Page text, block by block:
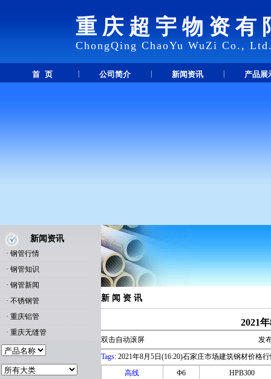
重庆超宇物资有
ChongQing ChaoYu WuZi Co.,
首 页 公司简介 新闻资讯 产品展
新闻资讯
· 钢管行情
· 钢管知识
· 钢管新闻
· 不锈钢管
· 重庆铝管
· 重庆无缝管
新 闻 资 讯
2021
双击自动滚屏
发
Tags: 2021年8月5日(16:20)石家庄市场建筑钢材价格
高线
Ф6
HPB300